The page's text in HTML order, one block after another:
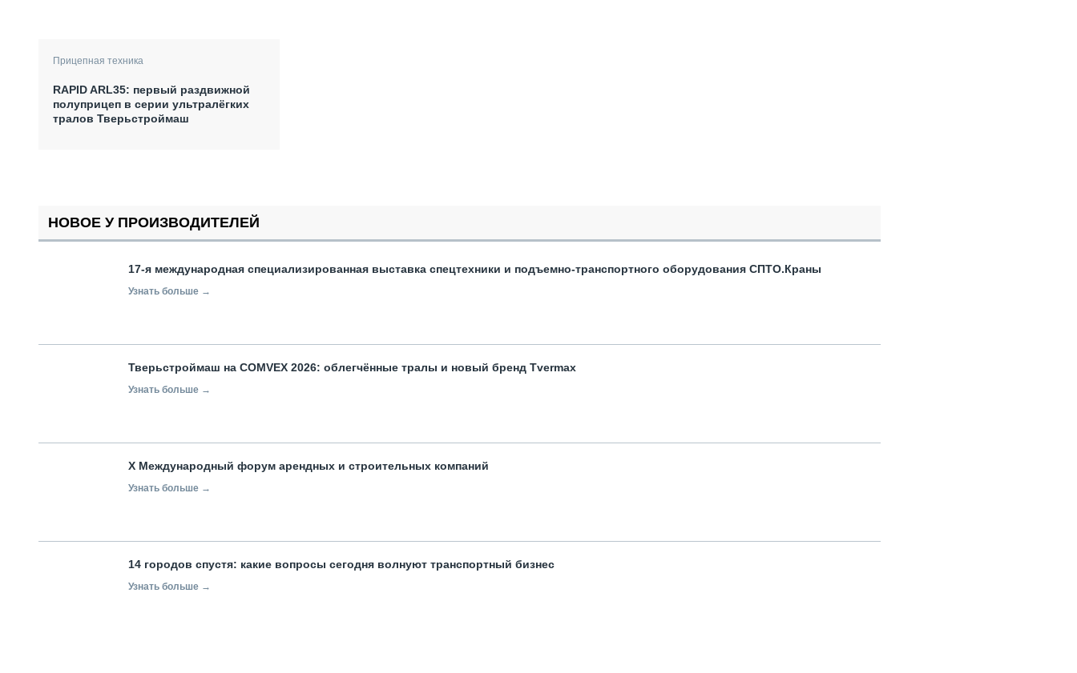
Прицепная техника
RAPID ARL35: первый раздвижной
полуприцеп в серии ультралёгких
тралов Тверьстроймаш
НОВОЕ У ПРОИЗВОДИТЕЛЕЙ
17-я международная специализированная выставка спецтехники и подъемно-транспортного оборудования СПТО.Краны
Узнать больше →
Тверьстроймаш на COMVEX 2026: облегчённые тралы и новый бренд Tvermax
Узнать больше →
X Международный форум арендных и строительных компаний
Узнать больше →
14 городов спустя: какие вопросы сегодня волнуют транспортный бизнес
Узнать больше →